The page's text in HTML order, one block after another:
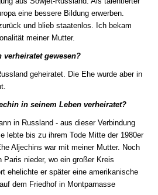
eine bessere Bildung erwerben.
und blieb staatenlos. Ich bekam
meiner Mutter.
gewesen?
geheiratet. Die Ehe wurde aber in
in seinem Leben verheiratet?
in Russland - aus dieser Verbindung
lebte bis zu ihrem Tode Mitte der 1980er
Aljechins war mit meiner Mutter. Noch
nieder, wo ein großer Kreis
ehelichte er später eine amerikanische
dem Friedhof in Montparnasse